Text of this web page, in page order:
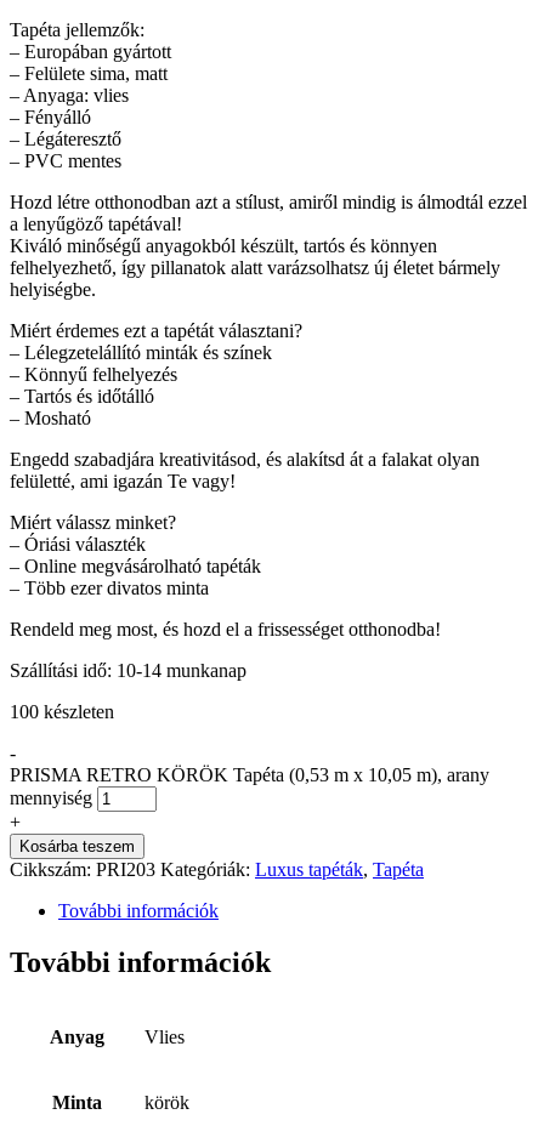
Tapéta jellemzők:
– Europában gyártott
– Felülete sima, matt
– Anyaga: vlies
– Fényálló
– Légáteresztő
– PVC mentes
Hozd létre otthonodban azt a stílust, amiről mindig is álmodtál ezzel
a lenyűgöző tapétával!
Kiváló minőségű anyagokból készült, tartós és könnyen
felhelyezhető, így pillanatok alatt varázsolhatsz új életet bármely
helyiségbe.
Miért érdemes ezt a tapétát választani?
– Lélegzetelállító minták és színek
– Könnyű felhelyezés
– Tartós és időtálló
– Mosható
Engedd szabadjára kreativitásod, és alakítsd át a falakat olyan
felületté, ami igazán Te vagy!
Miért válassz minket?
– Óriási választék
– Online megvásárolható tapéták
– Több ezer divatos minta
Rendeld meg most, és hozd el a frissességet otthonodba!
Szállítási idő: 10-14 munkanap
100 készleten
-
PRISMA RETRO KÖRÖK Tapéta (0,53 m x 10,05 m), arany
mennyiség
+
Kosárba teszem
Cikkszám: PRI203 Kategóriák: Luxus tapéták, Tapéta
További információk
További információk
Anyag Vlies
Minta körök